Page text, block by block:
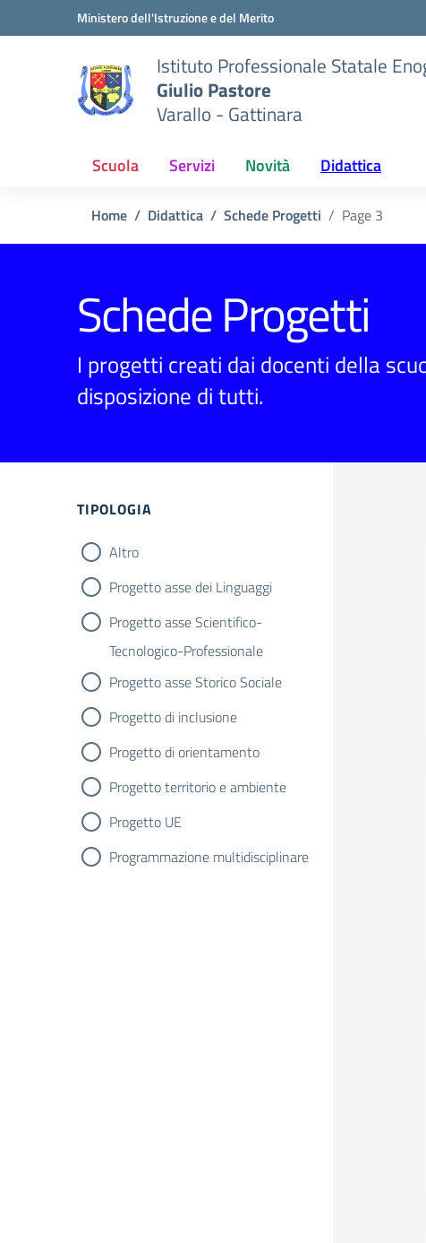
Vai ai contenuti
Vai al menu di navigazioneMinistero dell'Istruzione e del Merito
Istituto Professionale Statale
Giulio Pastore
Varallo - Gattinara
Scuola Servizi Novità Didattica
Home Didattica Schede Progetti Page 3
Schede Progetti
I progetti creati dai docenti della
disposizione di tutti.
TIPOLOGIA
Altro
Progetto asse dei Linguaggi
Progetto asse Scientifico-
Tecnologico-Professionale
Progetto asse Storico Sociale
Progetto di inclusione
Progetto di orientamento
Progetto territorio e ambiente
Progetto UE
Programmazione multidisciplinare